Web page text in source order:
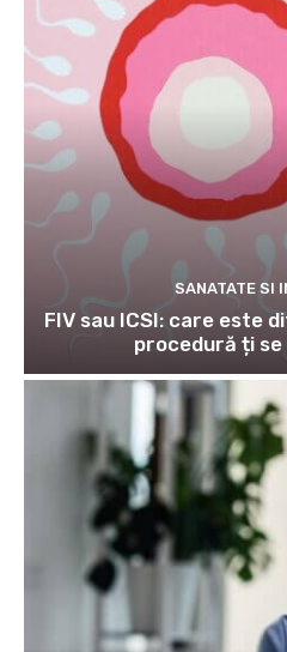
SANATATE SI
FIV sau ICSI: care este
procedură ți